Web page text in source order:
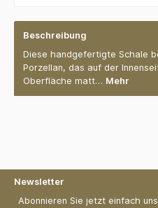
Beschreibung
Diese handgefertigte Schale
Porzellan, das auf der
Oberfläche matt… Mehr
Newsletter
Abonnieren Sie jetzt einfach